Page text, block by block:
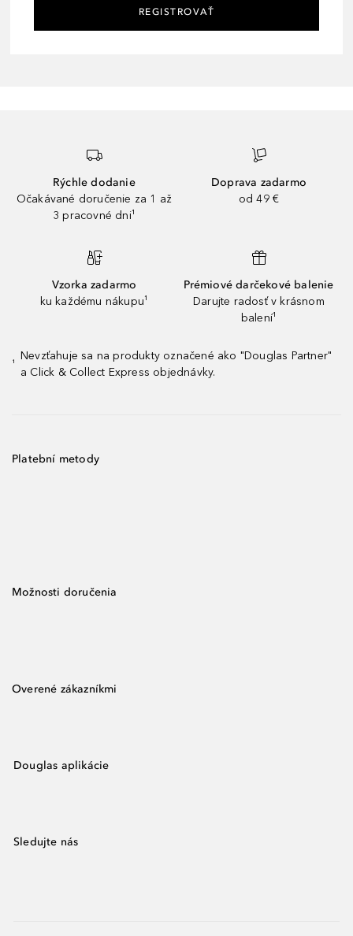
REGISTROVAŤ
Rýchle dodanie
Očakávané doručenie za 1 až
3 pracovné dni¹
Doprava zadarmo
od 49 €
Vzorka zadarmo
ku každému nákupu¹
Prémiové darčekové balenie
Darujte radosť v krásnom
balení¹
¹
Nevzťahuje sa na produkty označené ako "Douglas Partner"
a Click & Collect Express objednávky.
Platební metody
Možnosti doručenia
Overené zákazníkmi
Douglas aplikácie
Sledujte nás